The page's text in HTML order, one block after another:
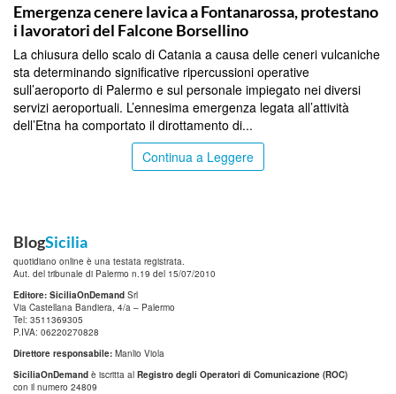
Emergenza cenere lavica a Fontanarossa, protestano
i lavoratori del Falcone Borsellino
La chiusura dello scalo di Catania a causa delle ceneri vulcaniche
sta determinando significative ripercussioni operative
sull’aeroporto di Palermo e sul personale impiegato nei diversi
servizi aeroportuali. L’ennesima emergenza legata all’attività
dell’Etna ha comportato il dirottamento di...
Continua a Leggere
BlogSicilia
quotidiano online è una testata registrata.
Aut. del tribunale di Palermo n.19 del 15/07/2010
Editore: SiciliaOnDemand Srl
Via Castellana Bandiera, 4/a – Palermo
Tel: 3511369305
P.IVA: 06220270828
Direttore responsabile: Manlio Viola
SiciliaOnDemand è iscritta al Registro degli Operatori di Comunicazione (ROC)
con il numero 24809